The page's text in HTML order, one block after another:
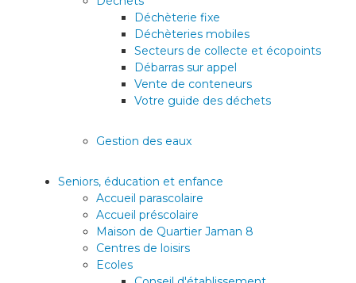
Déchèterie fixe
Déchèteries mobiles
Secteurs de collecte et écopoints
Débarras sur appel
Vente de conteneurs
Votre guide des déchets
Gestion des eaux
Seniors, éducation et enfance
Accueil parascolaire
Accueil préscolaire
Maison de Quartier Jaman 8
Centres de loisirs
Ecoles